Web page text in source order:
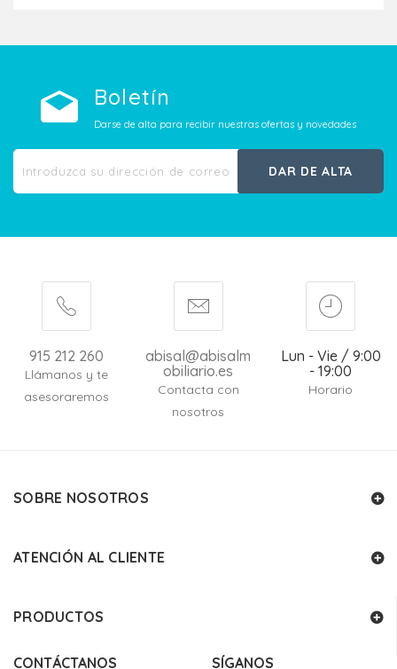
Boletín
Darse de alta para recibir nuestras ofertas y novedades
DAR DE ALTA
915 212 260
Llámanos y te
asesoraremos
abisal@abisalm
obiliario.es
Contacta con
nosotros
Lun - Vie / 9:00
- 19:00
Horario
SOBRE NOSOTROS
ATENCIÓN AL CLIENTE
PRODUCTOS
CONTÁCTANOS SÍGANOS